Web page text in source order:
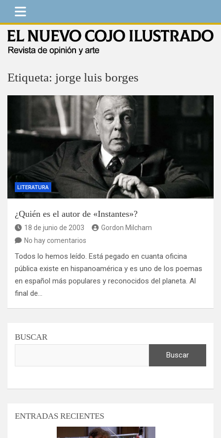
Saltar
contenido
Etiqueta: jorge luis borges
LITERATURA
¿Quién es el autor de «Instantes»?
18 de junio de 2003
Gordon Milcham
No hay comentarios
Todos lo hemos leído. Está pegado en cuanta oficina
pública existe en hispanoamérica y es uno de los poemas
en español más populares y reconocidos del planeta. Al
final de…
BUSCAR
Buscar
ENTRADAS RECIENTES